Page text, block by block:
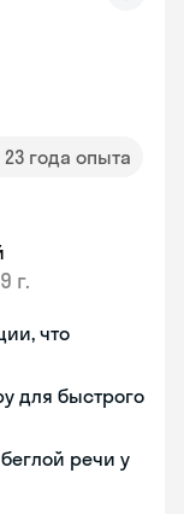
23 года опыта
г.
что
для быстрого
речи у